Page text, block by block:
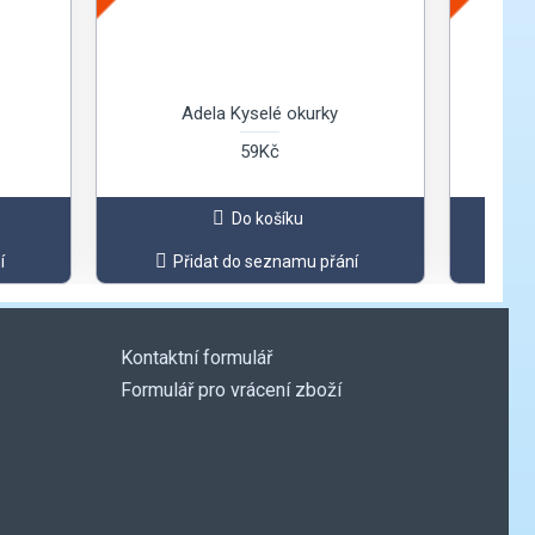
Adela Kyselé okurky
59Kč
Do košíku
Přidat do seznamu přání
Kontaktní formulář
Formulář pro vrácení zboží